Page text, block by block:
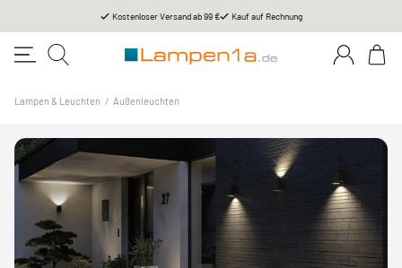
Kostenloser Versand ab 99 € Kauf auf Rechnung
Lampen & Leuchten / Außenleuchten